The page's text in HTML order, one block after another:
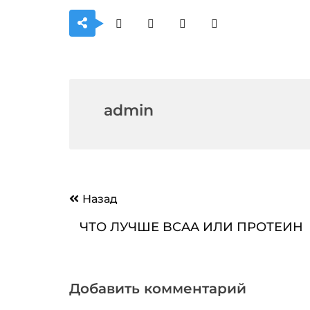
admin
Навигация
записям
Назад
ЧТО ЛУЧШЕ BCAA ИЛИ ПРОТЕИН
Добавить комментарий